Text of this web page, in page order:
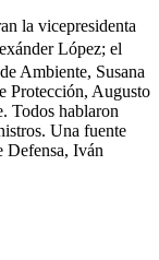
la vicepresidenta
López; el
Ambiente, Susana
Protección, Augusto
Todos hablaron
Una fuente
Defensa, Iván